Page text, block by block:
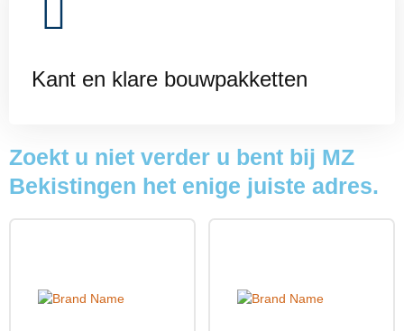
Kant en klare bouwpakketten
Zoekt u niet verder u bent bij MZ
Bekistingen het enige juiste adres.